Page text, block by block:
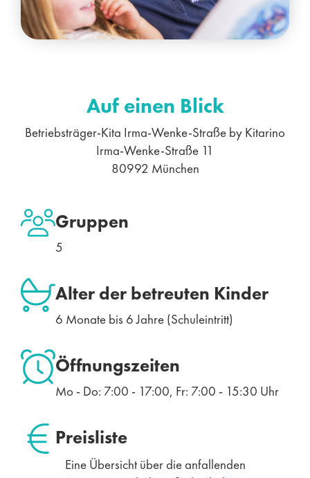
Auf einen Blick
Betriebsträger-Kita Irma-Wenke-Straße by Kitarino
Irma-Wenke-Straße 11
80992 München
Gruppen
5
Alter der betreuten Kinder
6 Monate bis 6 Jahre (Schuleintritt)
Öffnungszeiten
Mo - Do: 7:00 - 17:00, Fr: 7:00 - 15:30 Uhr
Preisliste
Eine Übersicht über die anfallenden